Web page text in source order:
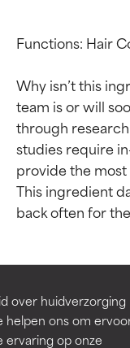
over huidverzorging
helpen ons om
ervaring op onze
Functions: Hair
Why isn’t this
team is or will
through
studies require
provide the
This ingredient